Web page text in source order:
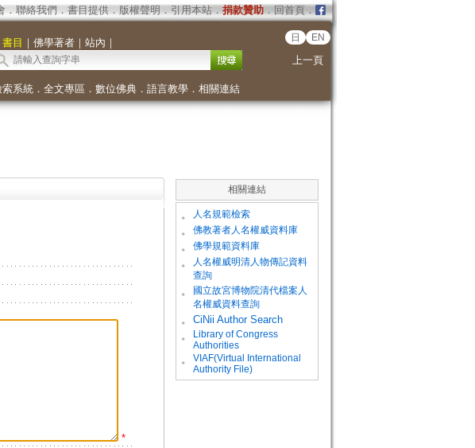
． 聯絡我們 ． 書目提供． 版權聲明 ． 引用本站． 捐款贊助．回首頁．
書目 ｜ 佛學著者｜ 站內 ｜ 日 EN
上一頁
索系統． 全文專區 ． 數位佛典． 語言教學． 相關連結
*
相關連結
。 人名規範檢索
。 佛教著者人名權威資料庫
。 佛學規範資料庫
。
人名權威明清人物傳記資料
查詢
。
國立故宮博物院清代檔案人
名權威資料查詢
。
CiNii Author Search
。
Library of Congress
Authorities
。
VIAF(Virtual International
Authority File)